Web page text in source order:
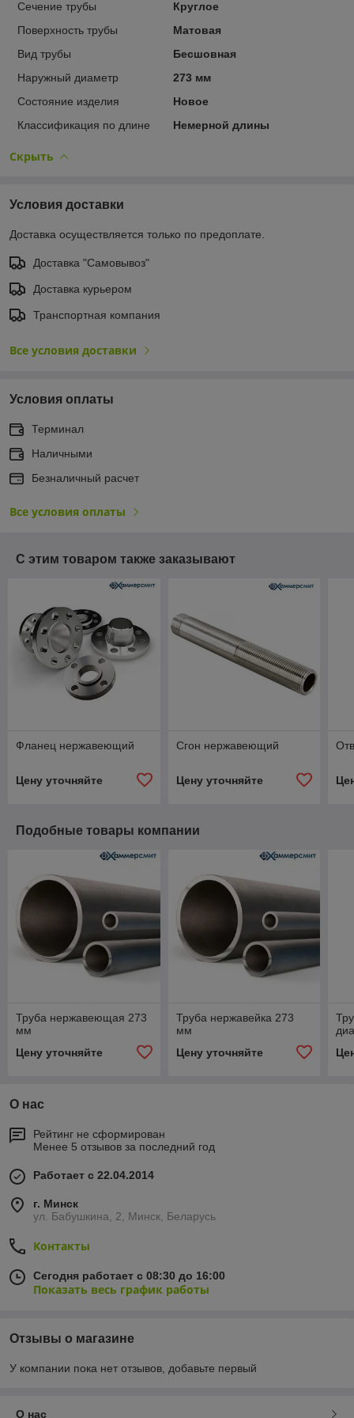
Сечение трубы
Круглое
Поверхность трубы
Матовая
Вид трубы
Бесшовная
Наружный диаметр
273 мм
Состояние изделия
Новое
Классификация по длине
Немерной длины
Скрыть
Условия доставки
Доставка осуществляется только по предоплате.
Доставка "Самовывоз"
Доставка курьером
Транспортная компания
Все условия доставки
Условия оплаты
Терминал
Наличными
Безналичный расчет
Все условия оплаты
С этим товаром также заказывают
Фланец нержавеющий
Цену уточняйте
Сгон нержавеющий
Цену уточняйте
Подобные товары компании
Труба нержавеющая 273
мм
Цену уточняйте
Труба нержавейка 273
мм
Цену уточняйте
О нас
Рейтинг не сформирован
Менее 5 отзывов за последний год
Работает с 22.04.2014
г. Минск
ул. Бабушкина, 2, Минск, Беларусь
Контакты
Сегодня работает с 08:30 до 16:00
Показать весь график работы
Отзывы о магазине
У компании пока нет отзывов, добавьте первый
О нас